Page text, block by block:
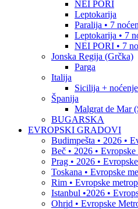
NEI PORI
Leptokarija
Paralija • 7
Leptokarija • 7
NEI PORI • 7
Jonska Regija (Grčka)
Parga
Italija
Sicilija +
Španija
Malgrat de Mar
BUGARSKA
EVROPSKI GRADOVI
Budimpešta • 2026 •
Beč • 2026 •
Prag • 2026 •
Toskana • Evropske
Rim • Evropske
Istanbul •2026 •
Ohrid • Evropske